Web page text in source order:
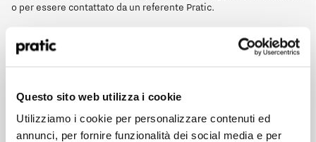
Questo sito web utilizza i cookie
Utilizziamo i cookie per personalizzare contenuti ed
annunci, per fornire funzionalità dei social media e per
o per essere contattato da un referente Pratic.
HoReCa
Privato
HoReCa
Designer/Progettista